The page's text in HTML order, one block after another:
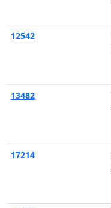
12542
13482
17214